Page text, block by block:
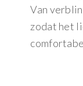
Van
zodat het